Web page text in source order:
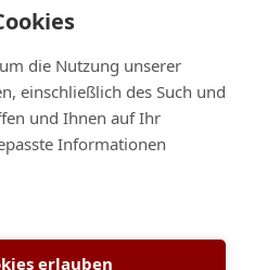
die Nutzung unserer
einschließlich des Such und
und Ihnen auf Ihr
Informationen
erlauben